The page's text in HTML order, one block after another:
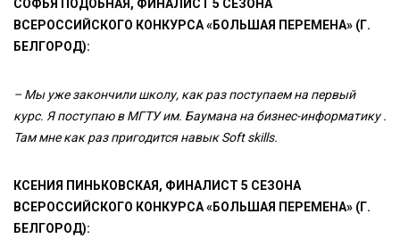
СОФЬЯ ПОДОБНАЯ, ФИНАЛИСТ 5 СЕЗОНА
ВСЕРОССИЙСКОГО КОНКУРСА «БОЛЬШАЯ ПЕРЕМЕНА» (Г.
БЕЛГОРОД):
– Мы уже закончили школу, как раз поступаем на первый
курс. Я поступаю в МГТУ им. Баумана на бизнес-информатику .
Там мне как раз пригодится навык Soft skills.
КСЕНИЯ ПИНЬКОВСКАЯ, ФИНАЛИСТ 5 СЕЗОНА
ВСЕРОССИЙСКОГО КОНКУРСА «БОЛЬШАЯ ПЕРЕМЕНА» (Г.
БЕЛГОРОД):